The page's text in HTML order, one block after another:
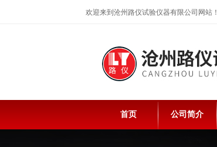
欢迎来到沧州路仪试验仪器有限公司网站！
首页 公司简介